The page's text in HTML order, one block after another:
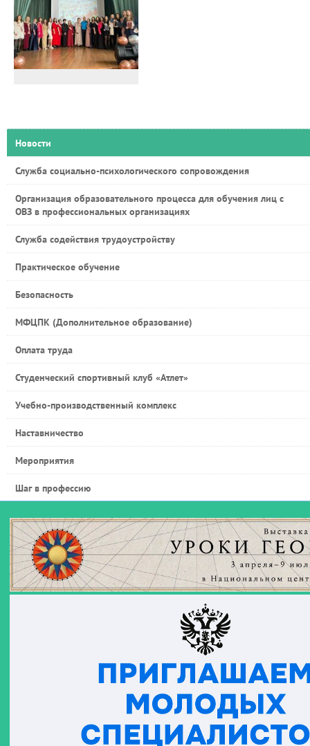
Новости
Служба социально-психологического сопровождения
Организация образовательного процесса для обучения лиц с
ОВЗ в профессиональных организациях
Служба содействия трудоустройству
Практическое обучение
Безопасность
МФЦПК (Дополнительное образование)
Оплата труда
Студенческий спортивный клуб «Атлет»
Учебно-производственный комплекс
Наставничество
Мероприятия
Шаг в профессию